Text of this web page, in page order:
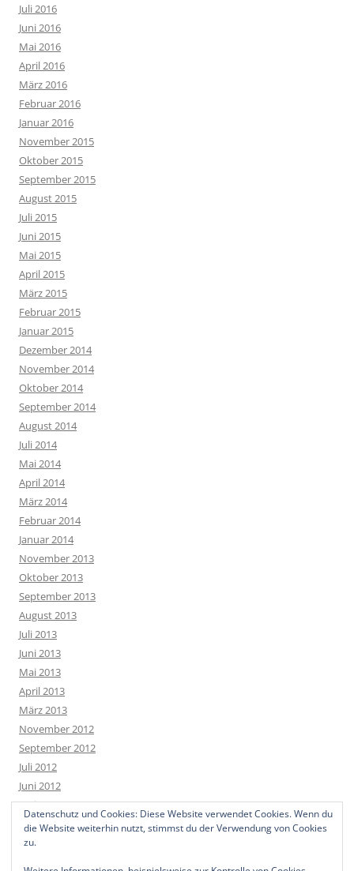
Juli 2016
Juni 2016
Mai 2016
April 2016
März 2016
Februar 2016
Januar 2016
November 2015
Oktober 2015
September 2015
August 2015
Juli 2015
Juni 2015
Mai 2015
April 2015
März 2015
Februar 2015
Januar 2015
Dezember 2014
November 2014
Oktober 2014
September 2014
August 2014
Juli 2014
Mai 2014
April 2014
März 2014
Februar 2014
Januar 2014
November 2013
Oktober 2013
September 2013
August 2013
Juli 2013
Juni 2013
Mai 2013
April 2013
März 2013
November 2012
September 2012
Juli 2012
Juni 2012
Mai 2012
April 2012
März 2012
Datenschutz und Cookies: Diese Website verwendet Cookies. Wenn du
die Website weiterhin nutzt, stimmst du der Verwendung von Cookies
zu.